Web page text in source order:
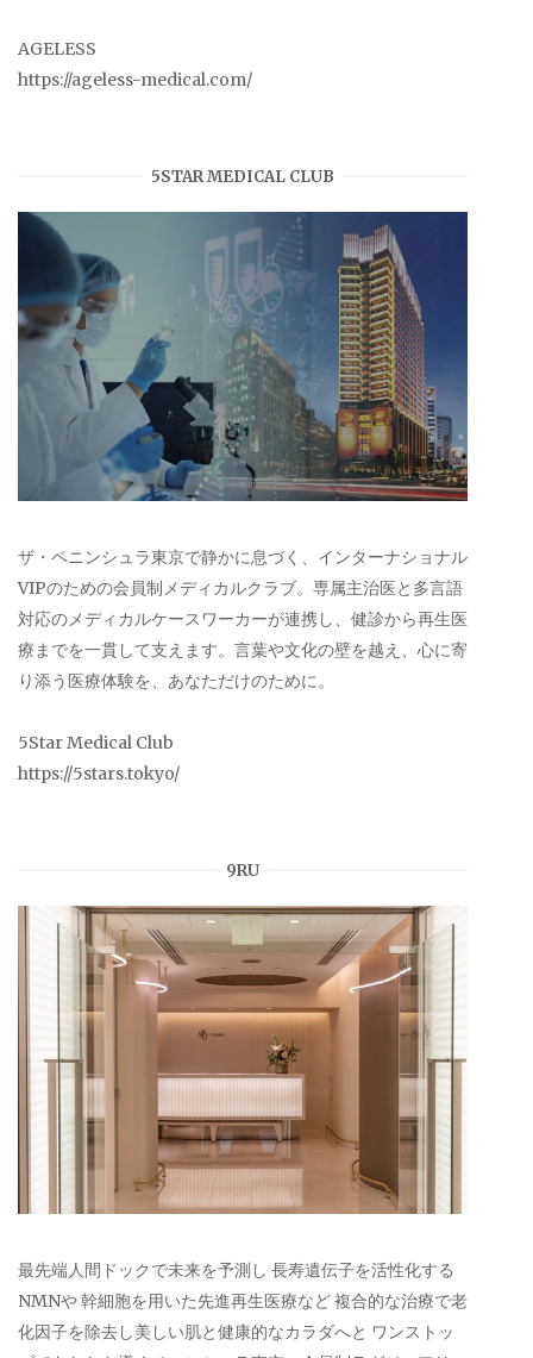
AGELESS
https://ageless-medical.com/
5STAR MEDICAL CLUB
ザ・ペニンシュラ東京で静かに息づく、インターナショナル
VIPのための会員制メディカルクラブ。専属主治医と多言語
対応のメディカルケースワーカーが連携し、健診から再生医
療までを一貫して支えます。言葉や文化の壁を越え、心に寄
り添う医療体験を、あなただけのために。
5Star Medical Club
https://5stars.tokyo/
9RU
最先端人間ドックで未来を予測し 長寿遺伝子を活性化する
NMNや 幹細胞を用いた先進再生医療など 複合的な治療で老
化因子を除去し美しい肌と健康的なカラダへと ワンストッ